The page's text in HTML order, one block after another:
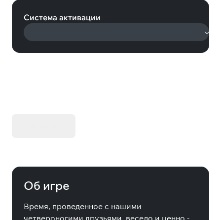
Система активации
Об игре
Время, проведенное с нашими
четвероногими друзьями, весело и ценно -